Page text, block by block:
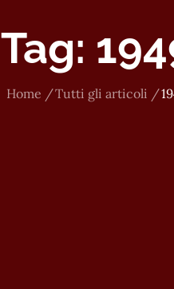
Tag:
Home Tutti gli articoli